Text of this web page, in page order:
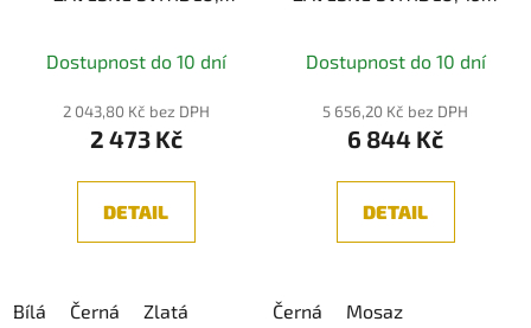
Dostupnost do 10 dní
2 043,80 Kč bez DPH
2 473 Kč
DETAIL
Bílá Černá Zlatá
Dostupnost do 10 dní
5 656,20 Kč bez DPH
6 844 Kč
DETAIL
Černá Mosaz